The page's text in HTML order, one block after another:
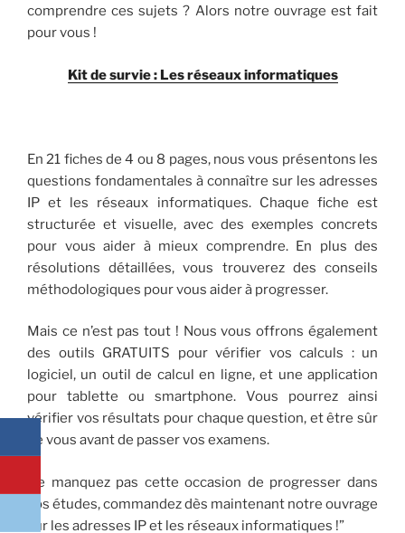
comprendre ces sujets ? Alors notre ouvrage est fait
pour vous !
Kit de survie : Les réseaux informatiques
En 21 fiches de 4 ou 8 pages, nous vous présentons les
questions fondamentales à connaître sur les adresses
IP et les réseaux informatiques. Chaque fiche est
structurée et visuelle, avec des exemples concrets
pour vous aider à mieux comprendre. En plus des
résolutions détaillées, vous trouverez des conseils
méthodologiques pour vous aider à progresser.
Mais ce n’est pas tout ! Nous vous offrons également
des outils GRATUITS pour vérifier vos calculs : un
logiciel, un outil de calcul en ligne, et une application
pour tablette ou smartphone. Vous pourrez ainsi
vérifier vos résultats pour chaque question, et être sûr
de vous avant de passer vos examens.
Ne manquez pas cette occasion de progresser dans
vos études, commandez dès maintenant notre ouvrage
sur les adresses IP et les réseaux informatiques !”